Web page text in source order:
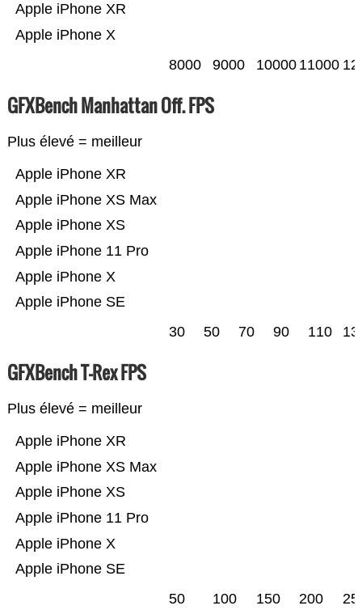
Apple iPhone X
Apple iPhone XR
8000 9000 10000 11000
GFXBench Manhattan Off. FPS
Plus élevé = meilleur
Apple iPhone SE
Apple iPhone X
Apple iPhone 11 Pro
Apple iPhone XS
Apple iPhone XS Max
Apple iPhone XR
30 50 70 90 110
GFXBench T-Rex FPS
Plus élevé = meilleur
Apple iPhone SE
Apple iPhone X
Apple iPhone 11 Pro
Apple iPhone XS
Apple iPhone XS Max
Apple iPhone XR
50 100 150 200